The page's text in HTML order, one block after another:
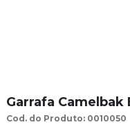
Garrafa
Cod. do Produto: 0010050